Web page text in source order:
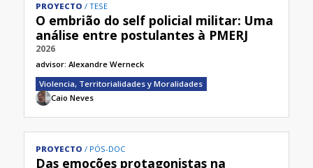
PROYECTO TESE
O embrião do self policial militar: Uma
análise entre postulantes à PMERJ
2026
advisor: Alexandre Werneck
Violencia, Territorialidades y Moralidades
Caio Neves
PROYECTO PÓS-DOC
Das emoções protagonistas na